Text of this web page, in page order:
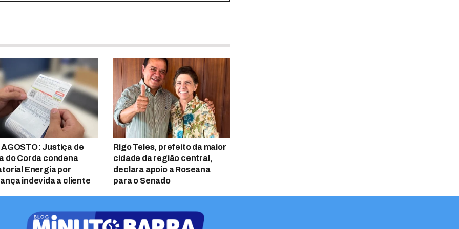
AGOSTO: Justiça de
do Corda condena
Energia por
indevida a cliente
Rigo Teles, prefeito da maior
cidade da região central,
declara apoio a Roseana
para o Senado